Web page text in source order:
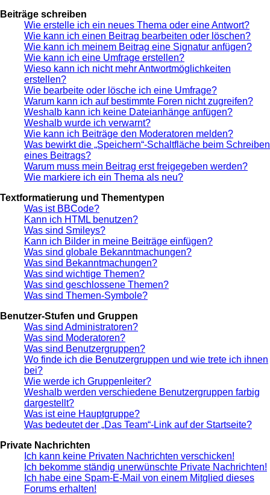
Beiträge schreiben
Wie erstelle ich ein neues Thema oder eine Antwort?
Wie kann ich einen Beitrag bearbeiten oder löschen?
Wie kann ich meinem Beitrag eine Signatur anfügen?
Wie kann ich eine Umfrage erstellen?
Wieso kann ich nicht mehr Antwortmöglichkeiten
erstellen?
Wie bearbeite oder lösche ich eine Umfrage?
Warum kann ich auf bestimmte Foren nicht zugreifen?
Weshalb kann ich keine Dateianhänge anfügen?
Weshalb wurde ich verwarnt?
Wie kann ich Beiträge den Moderatoren melden?
Was bewirkt die „Speichern“-Schaltfläche beim Schreiben
eines Beitrags?
Warum muss mein Beitrag erst freigegeben werden?
Wie markiere ich ein Thema als neu?
Textformatierung und Thementypen
Was ist BBCode?
Kann ich HTML benutzen?
Was sind Smileys?
Kann ich Bilder in meine Beiträge einfügen?
Was sind globale Bekanntmachungen?
Was sind Bekanntmachungen?
Was sind wichtige Themen?
Was sind geschlossene Themen?
Was sind Themen-Symbole?
Benutzer-Stufen und Gruppen
Was sind Administratoren?
Was sind Moderatoren?
Was sind Benutzergruppen?
Wo finde ich die Benutzergruppen und wie trete ich ihnen
bei?
Wie werde ich Gruppenleiter?
Weshalb werden verschiedene Benutzergruppen farbig
dargestellt?
Was ist eine Hauptgruppe?
Was bedeutet der „Das Team“-Link auf der Startseite?
Private Nachrichten
Ich kann keine Privaten Nachrichten verschicken!
Ich bekomme ständig unerwünschte Private Nachrichten!
Ich habe eine Spam-E-Mail von einem Mitglied dieses
Forums erhalten!